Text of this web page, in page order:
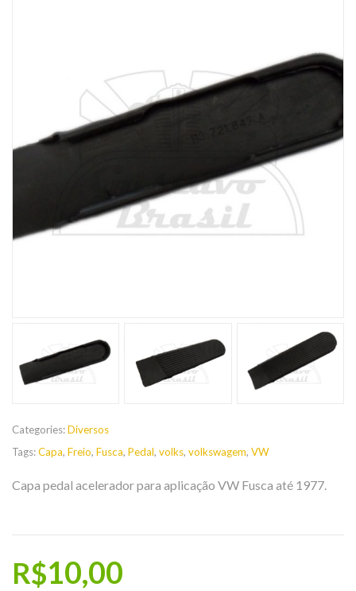
Categories:Diversos
Tags:Capa, Freio, Fusca, Pedal, volks, volkswagem, VW
Capa pedal acelerador para aplicação VW Fusca até 1977.
R$10,00